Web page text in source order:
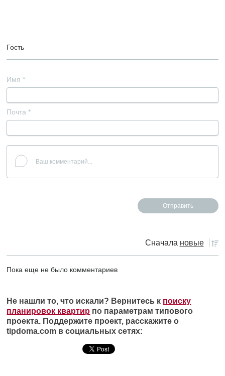
Гость
Имя *
Почта *
Сначала новые
Пока еще не было комментариев
Не нашли то, что искали? Вернитесь к поиску
планировок квартир по параметрам типового
проекта. Поддержите проект, расскажите о
tipdoma.com в социальных сетях: